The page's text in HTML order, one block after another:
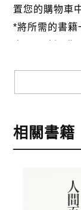
「忍字上面一
種，最要緊的
後的勝利者。
所謂「過後
人非我弱，弱
人生何嘗不是
讓我們重新領
心於學」開始
揮，享受人生
置您的購物車
*將所需的書籍
2.銀行轉帳:選
五碼，並於三
3.郵局劃撥:
劃撥單，匯款
相關書籍